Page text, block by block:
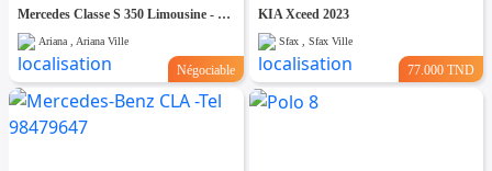
Mercedes Classe S 350 Limousine - Tel 98479647
Ariana , Ariana Ville
Négociable
KIA Xceed 2023
Sfax , Sfax Ville
77.000 TND